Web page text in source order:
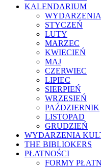
KALENDARIUM
STYCZEŃ
LUTY
MARZEC
KWIECIEŃ
MAJ
CZERWIEC
LIPIEC
SIERPIEŃ
WRZESIEŃ
PAŹDZIERNIK
LISTOPAD
GRUDZIEŃ
WYDARZENIA
THE BIBLIOKERS
PŁATNOŚCI
FORMY